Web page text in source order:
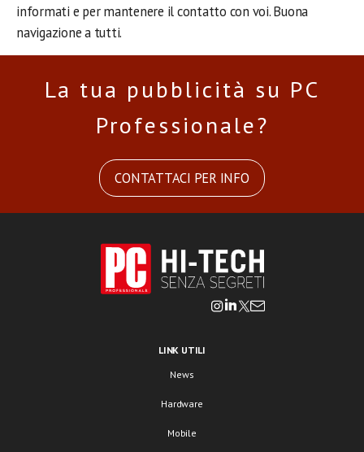
informati e per mantenere il contatto con voi. Buona
navigazione a tutti.
La tua pubblicità su PC
Professionale?
CONTATTACI PER INFO
LINK UTILI
News
Hardware
Mobile